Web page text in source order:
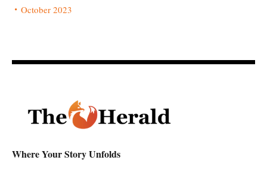
October 2023
Where Your Story Unfolds